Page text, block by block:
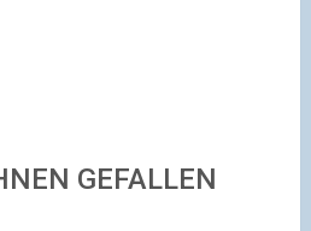
GEFALLEN